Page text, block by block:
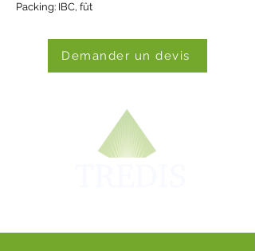
Packing: IBC, fût
Demander un devis